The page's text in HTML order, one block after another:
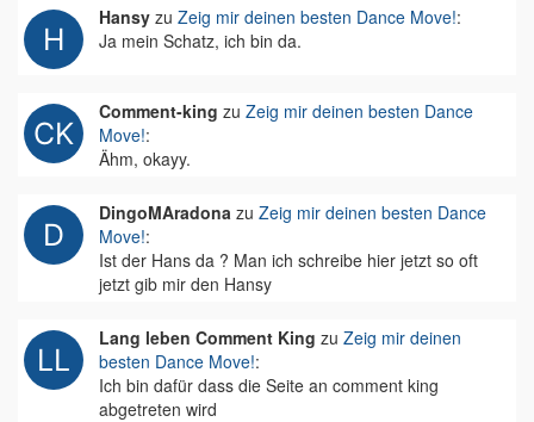
Hansy zu Zeig mir deinen besten Dance Move!:
Ja mein Schatz, ich bin da.
Comment-king zu Zeig mir deinen besten Dance
Move!:
Ähm, okayy.
DingoMAradona zu Zeig mir deinen besten Dance
Move!:
Ist der Hans da ? Man ich schreibe hier jetzt so oft
jetzt gib mir den Hansy
Lang leben Comment King zu Zeig mir deinen
besten Dance Move!:
Ich bin dafür dass die Seite an comment king
abgetreten wird